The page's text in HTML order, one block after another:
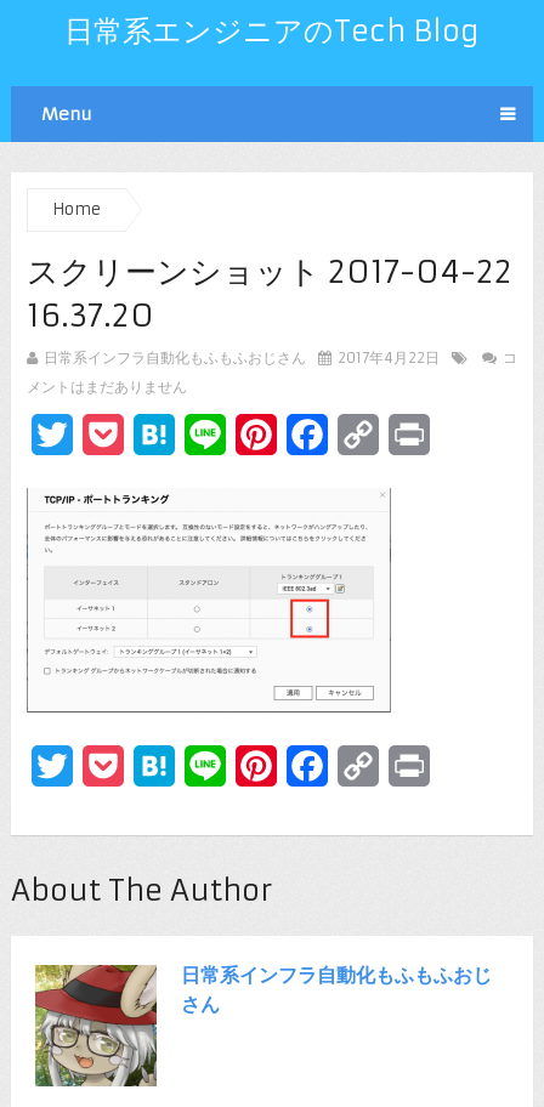
日常系エンジニアのTech Blog
Menu
Home
スクリーンショット 2017-04-22
16.37.20
日常系インフラ自動化もふもふおじさん 2017年4月22日
コ
メントはまだありません
TwitterPocketHatenaLine PinterestFacebook
Copy
TwitterPocketHatenaLine PinterestFacebook
Copy
About The Author
日常系インフラ自動化もふもふおじ
さん